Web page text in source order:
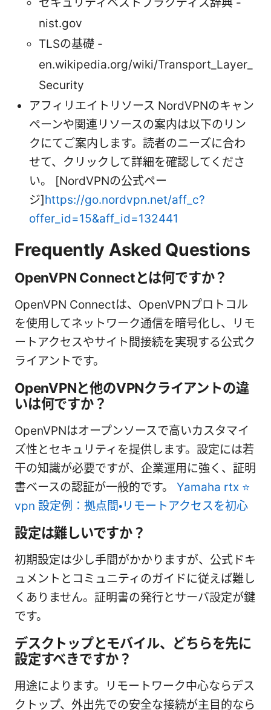
nist.gov
TLSの基礎 -
en.wikipedia.org/wiki/Transport_Layer_
Security
アフィリエイトリソース NordVPNのキャン
ペーンや関連リソースの案内は以下のリン
クにてご案内します。読者のニーズに合わ
せて、クリックして詳細を確認してくださ
い。 [NordVPNの公式ペー
ジ]https://go.nordvpn.net/aff_c?
offer_id=15&aff_id=132441
Frequently Asked Questions
OpenVPN Connectとは何ですか？
OpenVPN Connectは、OpenVPNプロトコル
を使用してネットワーク通信を暗号化し、リモ
ートアクセスやサイト間接続を実現する公式ク
ライアントです。
OpenVPNと他のVPNクライアントの違
いは何ですか？
OpenVPNはオープンソースで高いカスタマイ
ズ性とセキュリティを提供します。設定には若
干の知識が必要ですが、企業運用に強く、証明
書ベースの認証が一般的です。 Yamaha rtx ⭐
vpn 設定例：拠点間・リモートアクセスを初心
設定は難しいですか？
初期設定は少し手間がかかりますが、公式ドキ
ュメントとコミュニティのガイドに従えば難し
くありません。証明書の発行とサーバ設定が鍵
です。
デスクトップとモバイル、どちらを先に
設定すべきですか？
用途によります。リモートワーク中心ならデス
クトップ、外出先での安全な接続が主目的なら